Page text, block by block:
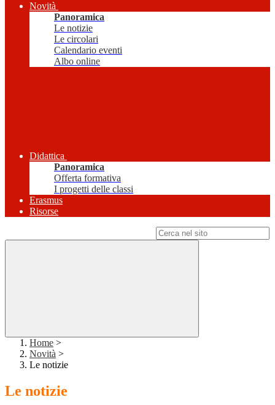
Novità
Panoramica
Le notizie
Le circolari
Calendario eventi
Albo online
Didattica
Panoramica
Offerta formativa
I progetti delle classi
Erasmus
Risorse
Home >
Novità >
Le notizie
Le notizie